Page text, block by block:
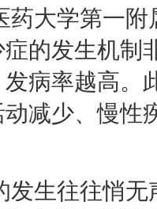
药大学第一
的发生机制
病率越高。
动减少、慢性
发生往往悄